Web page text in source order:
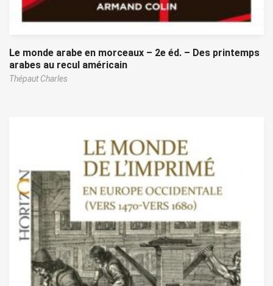
Le monde arabe en morceaux – 2e éd. – Des printemps
arabes au recul américain
Thépaut Charles